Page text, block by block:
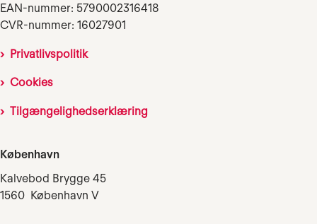
EAN-nummer: 5790002316418
CVR-nummer: 16027901
Privatlivspolitik
Cookies
Tilgængelighedserklæring
København
Kalvebod Brygge 45
1560 København V